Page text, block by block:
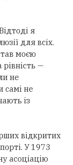
я
для всіх.
моєю
—
не
самі не
із
відкритих
У 1973
асоціацію